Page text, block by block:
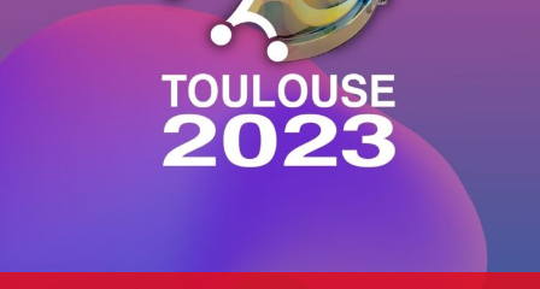
Agenda
Marchés publics
Défense Extérieure Contre l’Incendie (DECI)
Accessibilité des véhicules d’incendie et de secours
Urbanisme
Conventions et label employeur